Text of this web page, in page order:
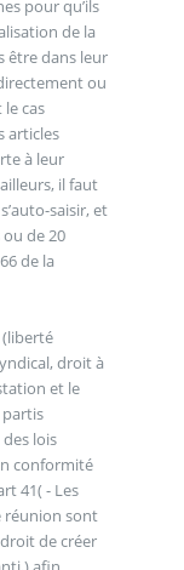
pour qu’ils
de la
être dans leur
ou
cas
articles
à leur
il faut
saisir, et
de 20
de la
droit à
et le
lois
conformité
41( - Les
réunion sont
de créer